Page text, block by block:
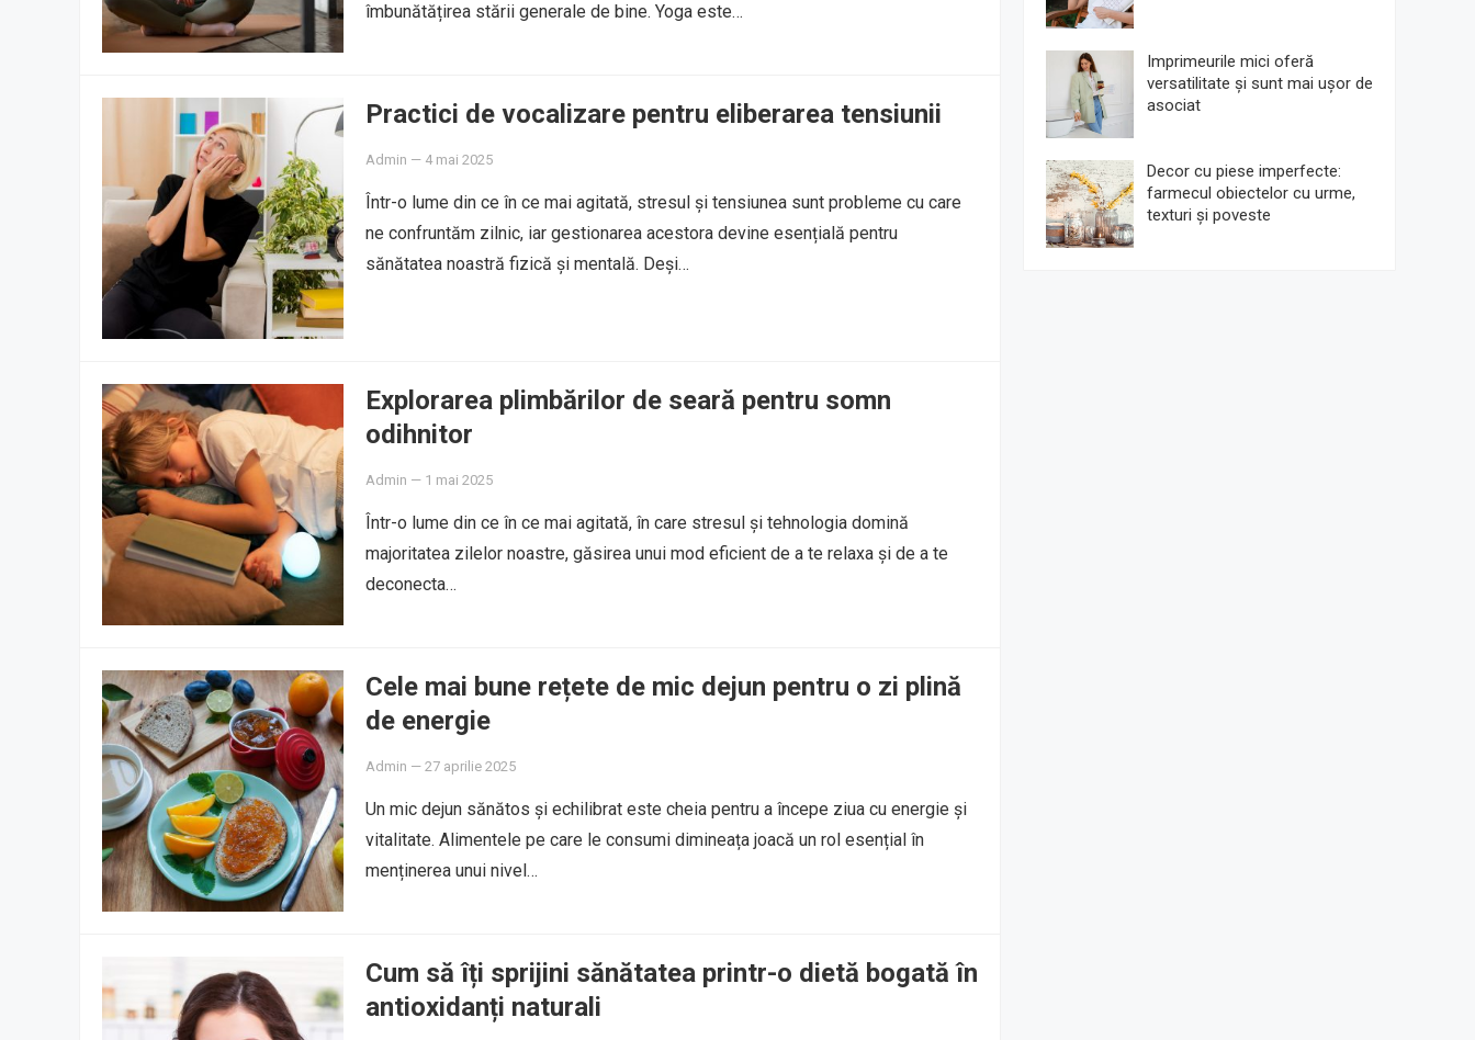
îmbunătățirea stării generale de bine. Yoga este…
Practici de vocalizare pentru eliberarea tensiunii
Admin — 4 mai 2025
Într-o lume din ce în ce mai agitată, stresul și tensiunea sunt probleme cu care
ne confruntăm zilnic, iar gestionarea acestora devine esențială pentru
sănătatea noastră fizică și mentală. Deși…
Explorarea plimbărilor de seară pentru somn
odihnitor
Admin — 1 mai 2025
Într-o lume din ce în ce mai agitată, în care stresul și tehnologia domină
majoritatea zilelor noastre, găsirea unui mod eficient de a te relaxa și de a te
deconecta…
Cele mai bune rețete de mic dejun pentru o zi plină
de energie
Admin — 27 aprilie 2025
Un mic dejun sănătos și echilibrat este cheia pentru a începe ziua cu energie și
vitalitate. Alimentele pe care le consumi dimineața joacă un rol esențial în
menținerea unui nivel…
Cum să îți sprijini sănătatea printr-o dietă bogată în
antioxidanți naturali
Imprimeurile mici oferă
versatilitate și sunt mai ușor de
asociat
Decor cu piese imperfecte:
farmecul obiectelor cu urme,
texturi și poveste